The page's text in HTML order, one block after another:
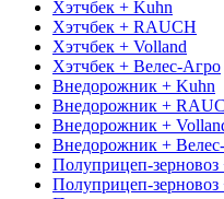
Хэтчбек + Kuhn
Хэтчбек + RAUCH
Хэтчбек + Volland
Хэтчбек + Велес-Агро
Внедорожник + Kuhn
Внедорожник +
Внедорожник +
Внедорожник +
Полуприцеп-зерновоз
Полуприцеп-